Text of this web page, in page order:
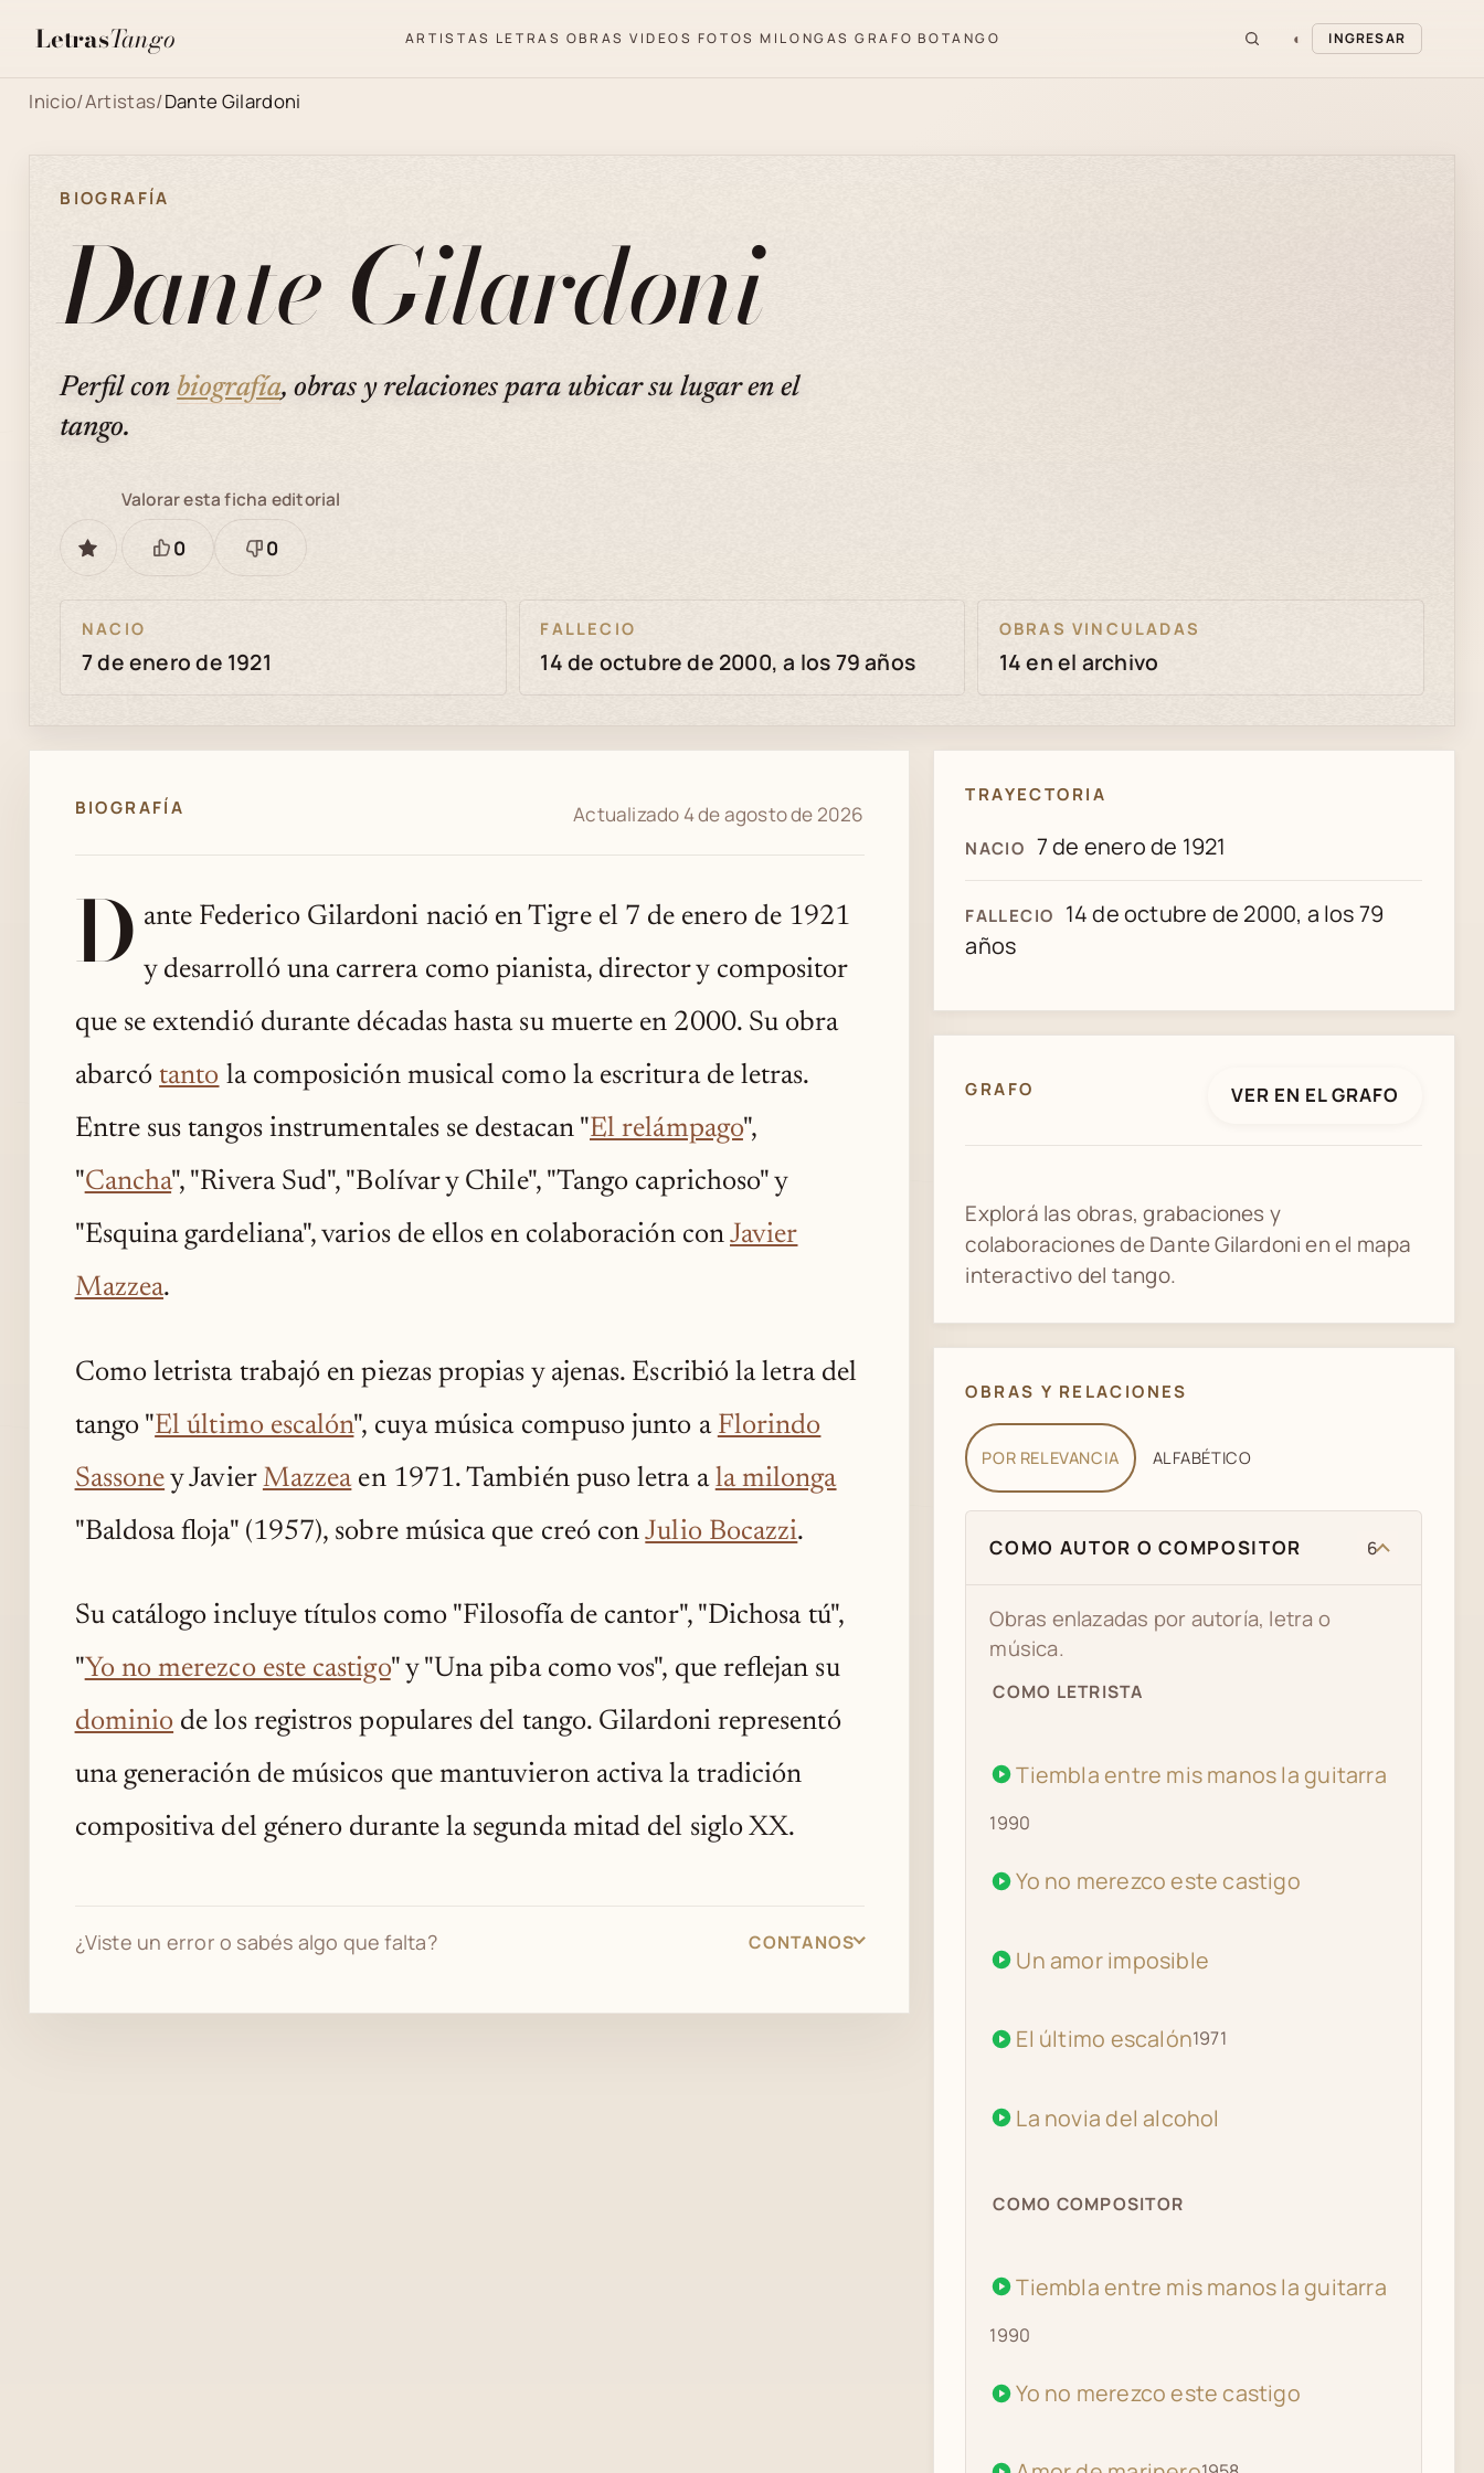
LetrasTango ARTISTAS LETRAS OBRAS VIDEOS FOTOS MILONGAS GRAFO BOTANGO ◐ INGRESAR
Inicio/Artistas/Dante Gilardoni
BIOGRAFÍA
Dante Gilardoni
Perfil con biografía, obras y relaciones para ubicar su lugar en el
tango.
GUARDAR
Valorar esta ficha editorial
Está
0
Necesita
0
NACIO
7 de enero de 1921
FALLECIO
14 de octubre de 2000, a los 79 años
OBRAS VINCULADAS
14 en el archivo
BIOGRAFÍA Actualizado 4 de agosto de 2026
D ante Federico Gilardoni nació en Tigre el 7 de enero de 1921
y desarrolló una carrera como pianista, director y compositor
que se extendió durante décadas hasta su muerte en 2000. Su obra
abarcótanto la composición musical como la escritura de letras.
Entre sus tangos instrumentales se destacan "El relámpago",
"Cancha", "Rivera Sud", "Bolívar y Chile", "Tango caprichoso" y
"Esquina gardeliana", varios de ellos en colaboración conJavier
Mazzea.
Como letrista trabajó en piezas propias y ajenas. Escribió la letra del
tango "El último escalón", cuya música compuso junto a Florindo
Sassoney JavierMazzeaen 1971. También puso letra ala milonga
"Baldosa floja" (1957), sobre música que creó conJulio Bocazzi.
Su catálogo incluye títulos como "Filosofía de cantor", "Dichosa tú",
"Yo no merezco este castigo" y "Una piba como vos", que reflejan su
dominio de los registros populares del tango. Gilardoni representó
una generación de músicos que mantuvieron activa la tradición
compositiva del género durante la segunda mitad del siglo XX.
¿Viste un error o sabés algo que falta? CONTANOS
TRAYECTORIA
NACIO 7 de enero de 1921
FALLECIO
14 de octubre de 2000, a los 79
años
GRAFO VER EN EL GRAFO
Explorá las obras, grabaciones y
colaboraciones de Dante Gilardoni en el mapa
interactivo del tango.
OBRAS Y RELACIONES
POR RELEVANCIA ALFABÉTICO
COMO AUTOR O COMPOSITOR 6
Obras enlazadas por autoría, letra o
música.
COMO LETRISTA
Tiembla entre mis manos la guitarra
1990
Yo no merezco este castigo
Un amor imposible
El último escalón1971
La novia del alcohol
COMO COMPOSITOR
Tiembla entre mis manos la guitarra
1990
Yo no merezco este castigo